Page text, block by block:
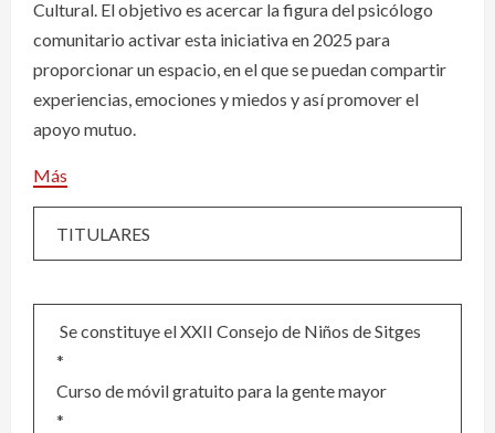
Cultural. El objetivo es acercar la figura del psicólogo
comunitario activar esta iniciativa en 2025 para
proporcionar un espacio, en el que se puedan compartir
experiencias, emociones y miedos y así promover el
apoyo mutuo.
Más
TITULARES
Se constituye el XXII Consejo de Niños de Sitges
*
Curso de móvil gratuito para la gente mayor
*